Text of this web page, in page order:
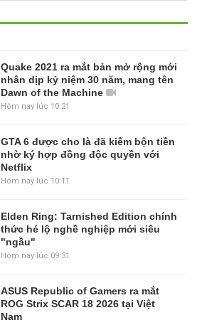
Quake 2021 ra mắt bản mở rộng mới
nhân dịp kỷ niệm 30 năm, mang tên
Dawn of the Machine
Hôm nay lúc 10:21
GTA 6 được cho là đã kiếm bộn tiền
nhờ ký hợp đồng độc quyền với
Netflix
Hôm nay lúc 10:11
Elden Ring: Tarnished Edition chính
thức hé lộ nghề nghiệp mới siêu
"ngầu"
Hôm nay lúc 09:31
ASUS Republic of Gamers ra mắt
ROG Strix SCAR 18 2026 tại Việt
Nam